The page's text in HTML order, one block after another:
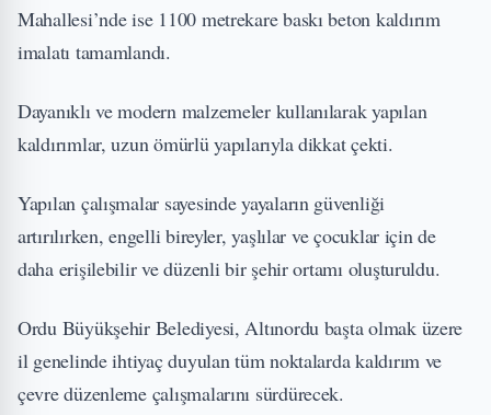
Mahallesi’nde ise 1100 metrekare baskı beton kaldırım
imalatı tamamlandı.
Dayanıklı ve modern malzemeler kullanılarak yapılan
kaldırımlar, uzun ömürlü yapılarıyla dikkat çekti.
Yapılan çalışmalar sayesinde yayaların güvenliği
artırılırken, engelli bireyler, yaşlılar ve çocuklar için de
daha erişilebilir ve düzenli bir şehir ortamı oluşturuldu.
Ordu Büyükşehir Belediyesi, Altınordu başta olmak üzere
il genelinde ihtiyaç duyulan tüm noktalarda kaldırım ve
çevre düzenleme çalışmalarını sürdürecek.